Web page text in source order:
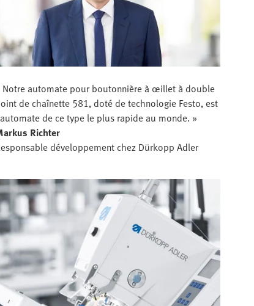
Notre automate pour boutonnière à œillet à double
de chaînette 581, doté de technologie Festo, est
de ce type le plus rapide au monde. »
Richter
développement chez Dürkopp Adler